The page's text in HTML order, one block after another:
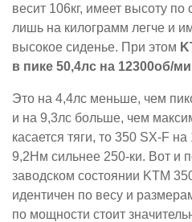
весит 106кг, имеет высоту
лишь на килограмм легче и
высокое сиденье. При этом
в пике 50,4лс на 12300об/
Это на 4,4лс меньше, чем
и на 9,3лс больше, чем
касается тяги, то 350 SX-F
9,2Нм сильнее 250-ки. Вот и
заводском состоянии KTM
идентичен по весу и
по мощности стоит